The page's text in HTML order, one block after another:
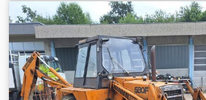
Horas de funcionamiento: 3.300 h
m Varios tipos de equipos: picador de
paja.